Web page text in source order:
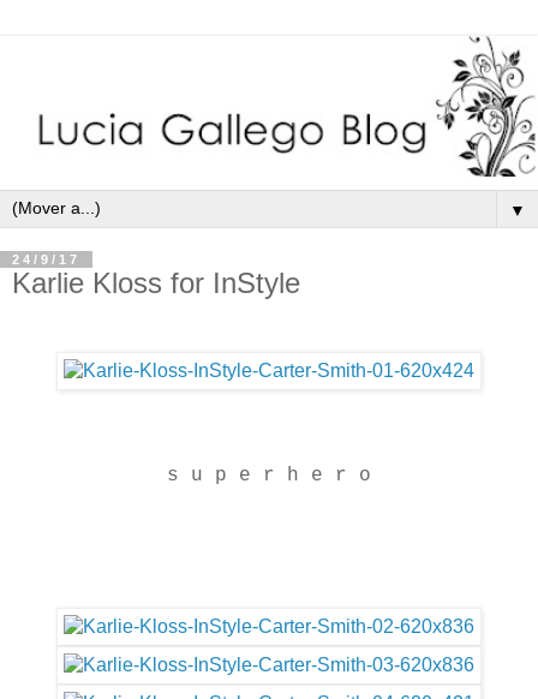
▼
24/9/17
Karlie Kloss for InStyle
s u p e r h e r o